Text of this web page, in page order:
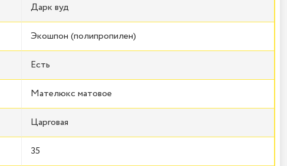
Дарк вуд
Экошпон (полипропилен)
Есть
Мателюкс матовое
Царговая
35